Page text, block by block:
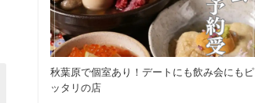
秋葉原で個室あり！デートにも飲み会にもピ
ッタリの店